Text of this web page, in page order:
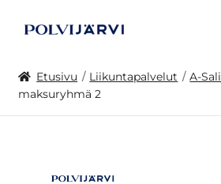
Etusivu Liikuntapalvelut A-Sali
maksuryhmä 2